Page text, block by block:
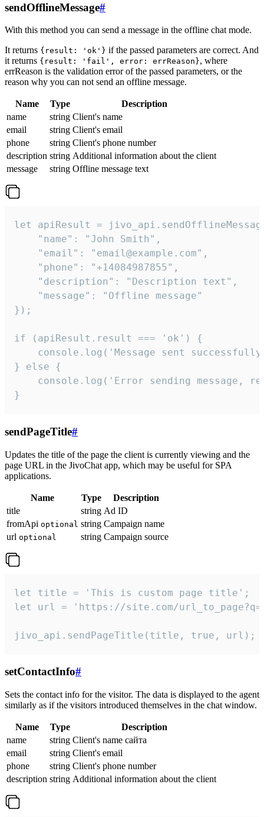
sendOfflineMessage#
With this method you can send a message in the offline chat mode.
It returns {result: 'ok'} if the passed parameters are correct. And
it returns {result: 'fail', error: errReason}, where
errReason is the validation error of the passed parameters, or the
reason why you can not send an offline message.
Name Type
Description
name
string Client's name
email
string Client's email
phone
string Client's phone number
description string Additional information about the client
message
string Offline message text
let apiResult =
    "name": "John Smith",
    "email": "email@example.com",
    "phone": "+14084987855",
    "description": "Description text",
    "message": "Offline message"
});
if (apiResult.result === 'ok') {
console.log('Message sent
} else {
console.log('Error sending message,
}
sendPageTitle#
Updates the title of the page the client is currently viewing and the
page URL in the JivoChat app, which may be useful for SPA
applications.
Name Type
Description
title
string Ad ID
fromApi optional string Campaign name
url optional string Campaign source
let title = 'This is custom page title';
let url = 'https://site.com/
jivo_api.sendPageTitle(title, true, url);
setContactInfo#
Sets the contact info for the visitor. The data is displayed to the agent
similarly as if the visitors introduced themselves in the chat window.
Name Type
Description
name
string Client's name сайта
email
string Client's email
phone
string Client's phone number
description string Additional information about the client